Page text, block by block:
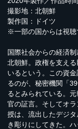
撮影地：北朝鮮
製作国：ドイツ
※一部の国からは視聴
国際社会からの経済
北朝鮮。政権を支え
いるという。この資
るのが、秘密機関「
るとみられている。
官の証言。そしてオ
授は、流出したデジ
き彫りにしてきた。